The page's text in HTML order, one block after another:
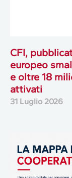
CFI,
europeo
e oltre 18
attivati
31 Luglio 2026